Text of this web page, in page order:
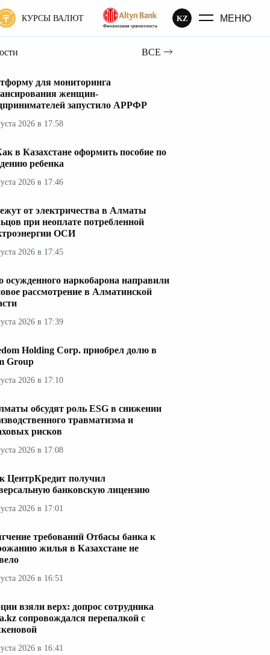
КУРСЫ ВАЛЮТ KZ МЕНЮ
ВСЕ
для мониторинга
женщин-
запустило АРРФР
2026 в 17:58
в Казахстане оформить пособие по
ребенка
2026 в 17:46
от электричества в Алматы
при неоплате потребленной
ОСИ
2026 в 17:45
осужденного наркобарона направили
рассмотрение в Алматинской
2026 в 17:39
Holding Corp. приобрел долю в
Group
2026 в 17:10
обсудят роль ESG в снижении
травматизма и
рисков
2026 в 17:08
ЦентрКредит получил
банковскую лицензию
2026 в 17:01
требований Отбасы банка к
жилья в Казахстане не
2026 в 16:51
взяли верх: допрос сотрудника
сопровождался перепалкой с
2026 в 16:41